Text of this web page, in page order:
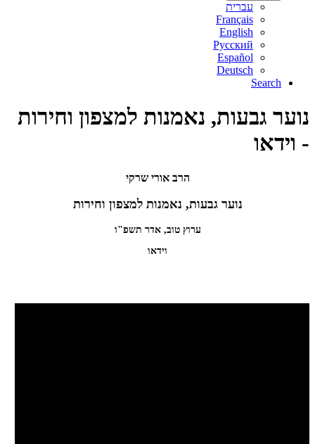
עברית
Français
English
Русский
Español
Deutsch
Search
נוער גבעות, נאמנות למצפון וחירות
- וידאו
הרב אורי שרקי
נוער גבעות, נאמנות למצפון וחירות
ערוץ טוב, אדר תשפ"ו
וידאו